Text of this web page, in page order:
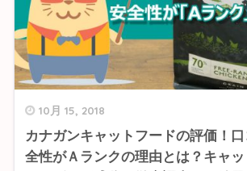
10月 15, 2018
カナガンキャットフードの評価！
全性がＡランクの理由とは？キャ